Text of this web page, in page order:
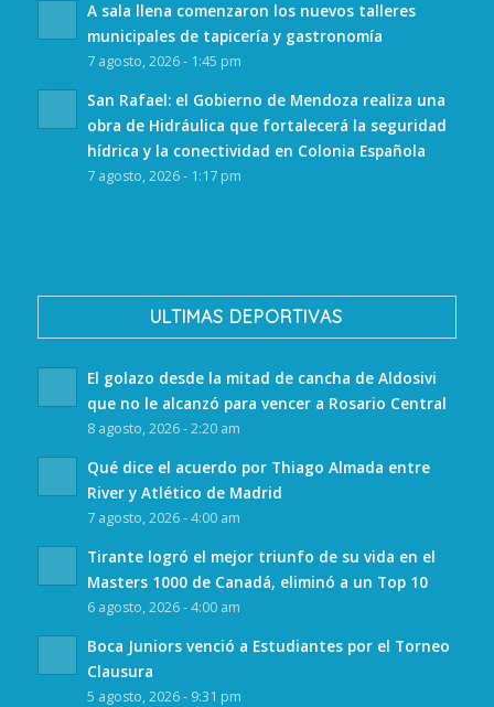
A sala llena comenzaron los nuevos talleres
municipales de tapicería y gastronomía
7 agosto, 2026 - 1:45 pm
San Rafael: el Gobierno de Mendoza realiza una
obra de Hidráulica que fortalecerá la seguridad
hídrica y la conectividad en Colonia Española
7 agosto, 2026 - 1:17 pm
ULTIMAS DEPORTIVAS
El golazo desde la mitad de cancha de Aldosivi
que no le alcanzó para vencer a Rosario Central
8 agosto, 2026 - 2:20 am
Qué dice el acuerdo por Thiago Almada entre
River y Atlético de Madrid
7 agosto, 2026 - 4:00 am
Tirante logró el mejor triunfo de su vida en el
Masters 1000 de Canadá, eliminó a un Top 10
6 agosto, 2026 - 4:00 am
Boca Juniors venció a Estudiantes por el Torneo
Clausura
5 agosto, 2026 - 9:31 pm